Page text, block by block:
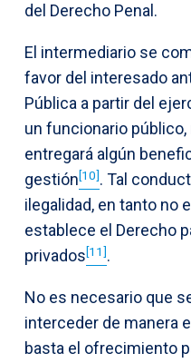
del Derecho Penal.
El intermediario se
favor del interesado
Pública a partir del
un funcionario
entregará algún
gestión[10]. Tal
ilegalidad, en tanto no
establece el Derecho
privados[11].
No es necesario que
interceder de manera
basta el ofrecimiento